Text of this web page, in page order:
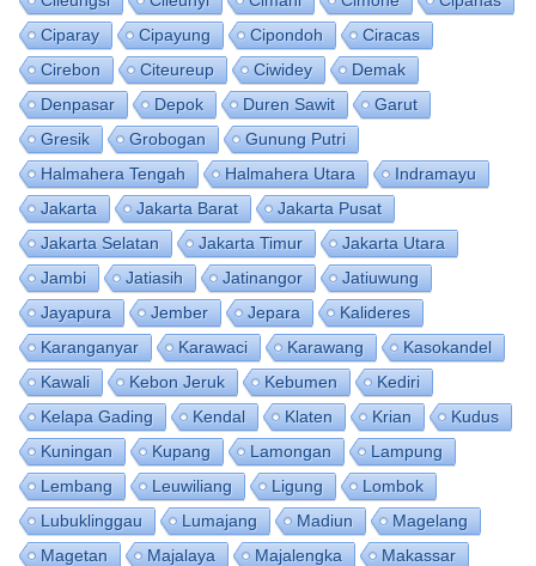
Ciparay
Cipayung Cipondoh
Ciracas
Cirebon
Citeureup Ciwidey
Demak
Denpasar
Depok Duren Sawit
Garut
Gresik
Grobogan
Gunung Putri
Halmahera Tengah
Halmahera Utara
Indramayu
Jakarta
Jakarta Barat
Jakarta Pusat
Jakarta Selatan
Jakarta Timur
Jakarta Utara
Jambi
Jatiasih Jatinangor
Jatiuwung
Jayapura
Jember Jepara
Kalideres
Karanganyar
Karawaci Karawang
Kasokandel
Kawali
Kebon Jeruk Kebumen
Kediri
Kelapa Gading
Kendal Klaten Krian
Kudus
Kuningan
Kupang Lamongan
Lampung
Lembang
Leuwiliang Ligung
Lombok
Lubuklinggau
Lumajang Madiun
Magelang
Magetan
Majalaya Majalengka
Makassar